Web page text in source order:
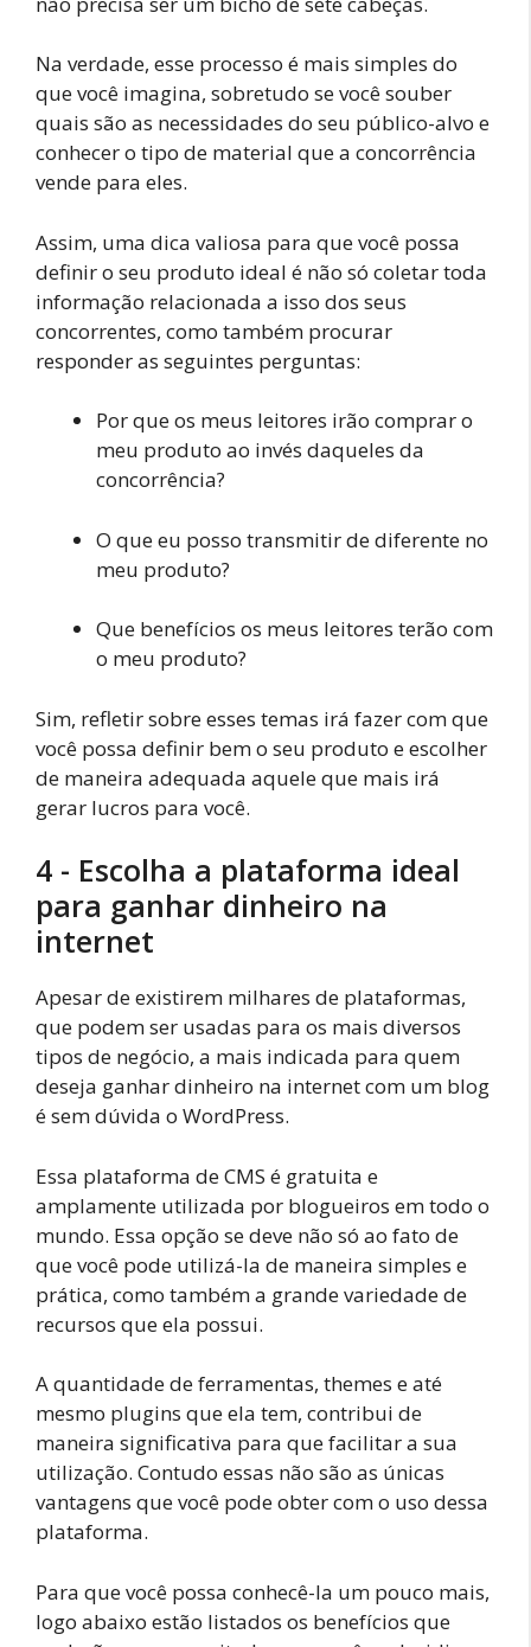
Na verdade, esse processo é mais simples do
que você imagina, sobretudo se você souber
quais são as necessidades do seu público-alvo e
conhecer o tipo de material que a concorrência
vende para eles.
Assim, uma dica valiosa para que você possa
definir o seu produto ideal é não só coletar toda
informação relacionada a isso dos seus
concorrentes, como também procurar
responder as seguintes perguntas:
Por que os meus leitores irão comprar o
meu produto ao invés daqueles da
concorrência?
O que eu posso transmitir de diferente no
meu produto?
Que benefícios os meus leitores terão com
o meu produto?
Sim, refletir sobre esses temas irá fazer com que
você possa definir bem o seu produto e escolher
de maneira adequada aquele que mais irá
gerar lucros para você.
4 - Escolha a plataforma ideal
para ganhar dinheiro na
internet
Apesar de existirem milhares de plataformas,
que podem ser usadas para os mais diversos
tipos de negócio, a mais indicada para quem
deseja ganhar dinheiro na internet com um blog
é sem dúvida o WordPress.
Essa plataforma de CMS é gratuita e
amplamente utilizada por blogueiros em todo o
mundo. Essa opção se deve não só ao fato de
que você pode utilizá-la de maneira simples e
prática, como também a grande variedade de
recursos que ela possui.
A quantidade de ferramentas, themes e até
mesmo plugins que ela tem, contribui de
maneira significativa para que facilitar a sua
utilização. Contudo essas não são as únicas
vantagens que você pode obter com o uso dessa
plataforma.
Para que você possa conhecê-la um pouco mais,
logo abaixo estão listados os benefícios que